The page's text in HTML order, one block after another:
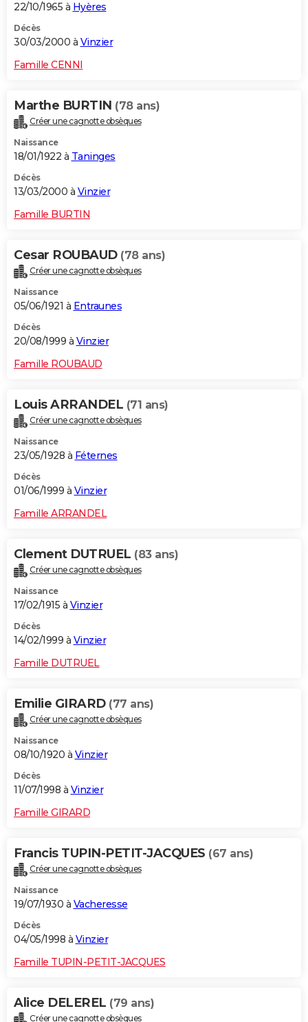
22/10/1965 à Hyères
Décès
30/03/2000 à Vinzier
Famille CENNI
Marthe BURTIN (78 ans)
Créer une cagnotte obsèques
Naissance
18/01/1922 à Taninges
Décès
13/03/2000 à Vinzier
Famille BURTIN
Cesar ROUBAUD (78 ans)
Créer une cagnotte obsèques
Naissance
05/06/1921 à Entraunes
Décès
20/08/1999 à Vinzier
Famille ROUBAUD
Louis ARRANDEL (71 ans)
Créer une cagnotte obsèques
Naissance
23/05/1928 à Féternes
Décès
01/06/1999 à Vinzier
Famille ARRANDEL
Clement DUTRUEL (83 ans)
Créer une cagnotte obsèques
Naissance
17/02/1915 à Vinzier
Décès
14/02/1999 à Vinzier
Famille DUTRUEL
Emilie GIRARD (77 ans)
Créer une cagnotte obsèques
Naissance
08/10/1920 à Vinzier
Décès
11/07/1998 à Vinzier
Famille GIRARD
Francis TUPIN-PETIT-JACQUES (67 ans)
Créer une cagnotte obsèques
Naissance
19/07/1930 à Vacheresse
Décès
04/05/1998 à Vinzier
Famille TUPIN-PETIT-JACQUES
Alice DELEREL (79 ans)
Créer une cagnotte obsèques